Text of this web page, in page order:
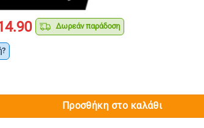
Η
τρέχουσα
Δωρεάν παράδοση
RAPTER 450W – 12M/100KG • 6M/200KG ποσότητα
Προσθήκη στο καλάθι